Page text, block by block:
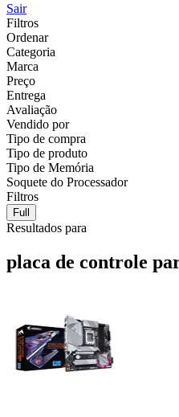
Sair
Filtros
Ordenar
Categoria
Marca
Preço
Entrega
Avaliação
Vendido por
Tipo de compra
Tipo de produto
Tipo de Memória
Soquete do Processador
Filtros
Full
Resultados para
placa de controle